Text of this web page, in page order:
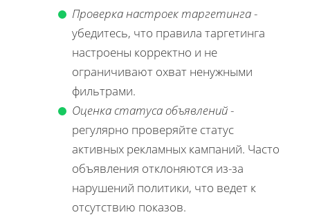
Проверка настроек таргетинга-
убедитесь, что правила таргетинга
настроены корректно и не
ограничивают охват ненужными
фильтрами.
Оценка статуса объявлений-
регулярно проверяйте статус
активных рекламных кампаний. Часто
объявления отклоняются из-за
нарушений политики, что ведет к
отсутствию показов.